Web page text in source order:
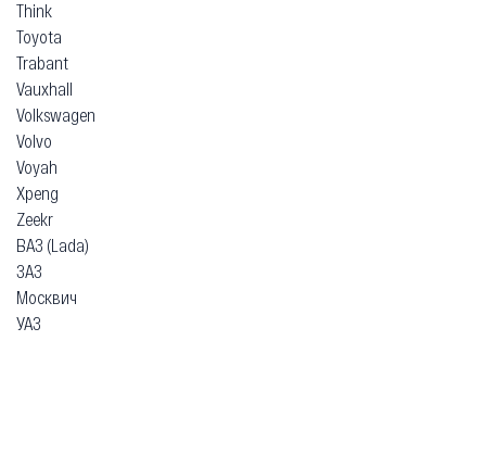
Think
Toyota
Trabant
Vauxhall
Volkswagen
Volvo
Voyah
Xpeng
Zeekr
ВАЗ (Lada)
ЗАЗ
Москвич
УАЗ